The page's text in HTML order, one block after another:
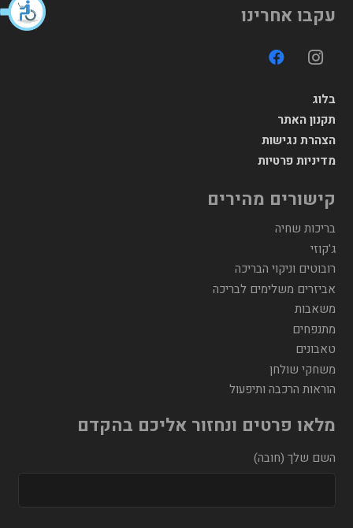
עקבו אחרינו
בלוג
תקנון האתר
הצהרת נגישות
מדיניות פרטיות
קישורים מהירים
בריכות שחיה
ג'קוזי
רובוטים וניקוי הבריכה
אביזרים משלימים לבריכה
משאבות
מתנפחים
טאבונים
משחקי שולחן
הוראות הרכבה ותיפעול
מלאו פרטים ונחזור אליכם בהקדם
השם שלך (חובה)